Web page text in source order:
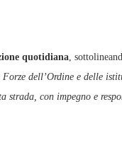
quotidiana,
dell’Ordine e delle
strada, con impegno e